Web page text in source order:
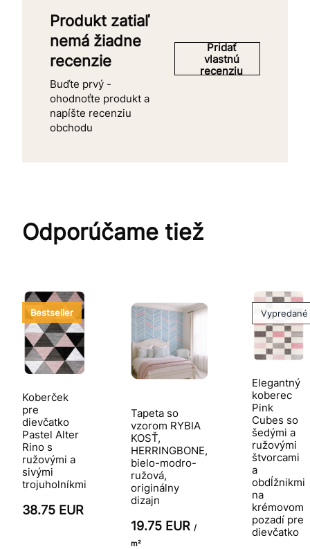
Produkt zatiaľ
nemá žiadne
recenzie
Buďte prvý -
ohodnoťte produkt a
napíšte recenziu
obchodu
Pridať
vlastnú
recenziu
Odporúčame tiež
Bestseller
Koberček
pre
dievčatko
Pastel Alter
Rino s
ružovými a
sivými
trojuholníkmi
38.75 EUR
Tapeta so
vzorom RYBIA
KOSŤ,
HERRINGBONE,
bielo-modro-
ružová,
originálny
dizajn
19.75 EUR /
m²
Vypredané
Elegantný
koberec
Pink
Cubes so
šedými a
ružovými
štvorcami
a
obdĺžnikmi
na
krémovom
pozadí pre
dievčatko